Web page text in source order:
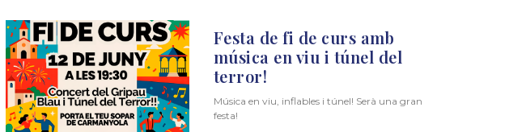
Festa de fi de curs amb
música en viu i túnel del
terror!
Música en viu, inflables i túnel! Serà una gran
festa!